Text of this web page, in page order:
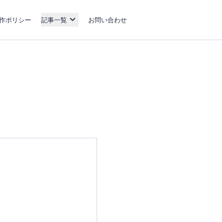
ポリシー 記事一覧 お問い合わせ